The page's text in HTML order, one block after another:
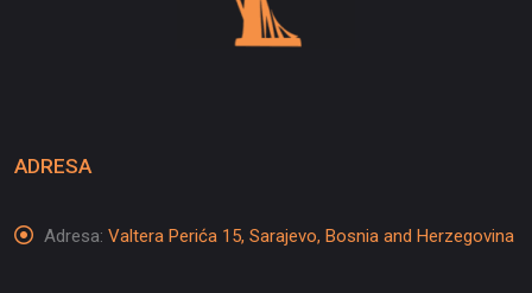
ADRESA
Adresa: Valtera Perića 15, Sarajevo, Bosnia and Herzegovina